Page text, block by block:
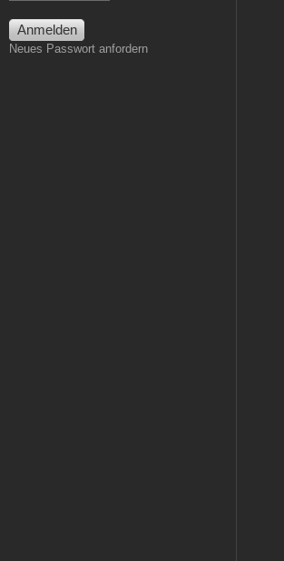
Neues Passwort anfordern